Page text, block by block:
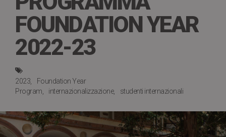
FOUNDATION YEAR
2022-23
2023
Foundation Year
Program
internazionalizzazione studenti internazionali